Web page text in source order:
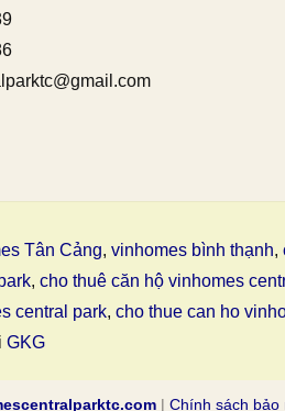
Tân Cảng, vinhomes bình thạnh,
, cho thuê căn hộ vinhomes
central park, cho thue can ho
GKG
| Chính sách bảo